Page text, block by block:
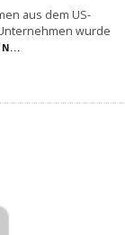
aus dem US-
wurde